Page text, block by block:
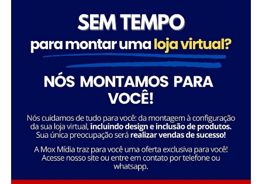
A Savana integra o Grupo Águia Branca e é especializada
na comercialização de caminhões e veículos comerciais
da Mercedes-Benz. Com forte presença nos setores de
transporte e logística, oferece um portfólio completo
de veículos, peças e serviços de oficina. Além disso,
disponibiliza soluções em pneus e recapagem,
garantindo performance e eficiência para os clientes do
segmento de transporte de cargas.
FONTE: A Savana integra o Grupo Águia Branca
feminina no setor social: “Acredito que quando as
mulheres assumem a liderança, trazem consigo uma
perspectiva única e essencial que promove a inclusão e o
desenvolvimento sustentável. Meu objetivo é continuar
inspirando e capacitando outras mulheres a seguirem
esse caminho, transformando ainda mais vidas e
Essa trajetória exemplifica como o ativismo e o
empreendedorismo social podem convergir para criar
uma carreira gratificante e de grande impacto social.